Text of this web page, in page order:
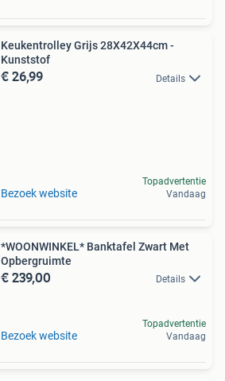
Keukentrolley Grijs 28X42X44cm -
Kunststof
€ 26,99 Details
Bezoek website
Topadvertentie
Vandaag
*WOONWINKEL* Banktafel Zwart Met
Opbergruimte
€ 239,00 Details
Bezoek website
Topadvertentie
Vandaag